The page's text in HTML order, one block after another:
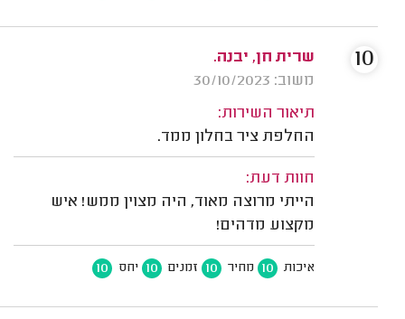
שרית חן, יבנה.
משוב: 30/10/2023
תיאור השירות:
החלפת ציר בחלון ממד.
חוות דעת:
הייתי מרוצה מאוד, היה מצוין ממש! איש
מקצוע מדהים!
איכות 10 מחיר 10 זמנים 10 יחס 10
10